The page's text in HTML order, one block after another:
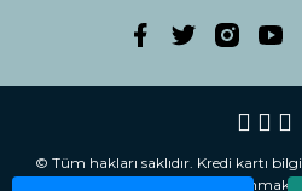
© Tüm hakları saklıdır. Kredi kartı